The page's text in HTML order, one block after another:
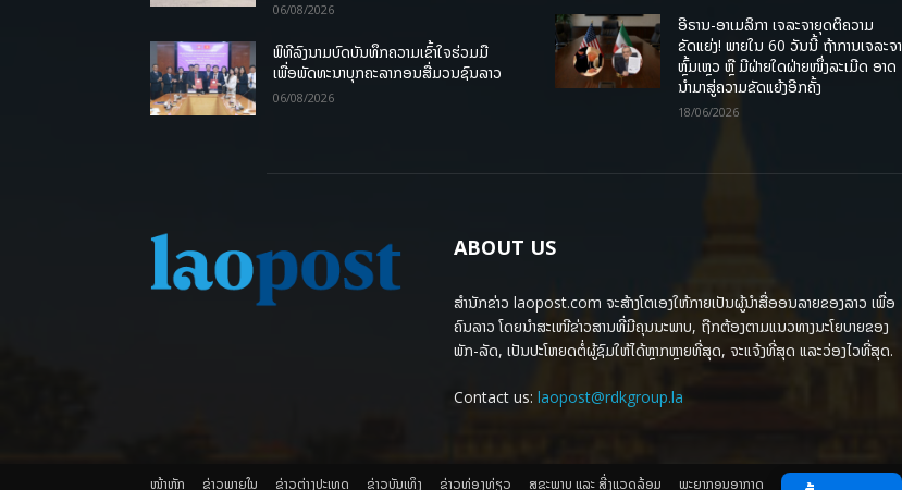
06/08/2026
ພິທີລົງນາມບົດບັນທຶກຄວາມເຂົ້າໃຈຮ່ວມມື
ເພື່ອພັດທະນາບຸກຄະລາກອນສື່ມວນຊົນລາວ
06/08/2026
ອີຣານ-ອາເມລິກາ ເຈລະຈາຍຸດຕິຄວາມ
ຂັດແຍ່ງ! ພາຍໃນ 60 ວັນນີ້ ຖ້າການເຈລະຈາ
ຫຼົ້ມເຫຼວ ຫຼື ມີຝ່າຍໃດຝ່າຍໜຶ່ງລະເມີດ ອາດ
ນໍາມາສູ່ຄວາມຂັດແຍ້ງອີກຄັ້ງ
18/06/2026
ABOUT US
ສຳນັກຂ່າວ laopost.com ຈະສ້າງໂຕເອງໃຫ້ກາຍເປັນຜູ້ນຳສື່ອອນລາຍຂອງລາວ ເພື່ອ
ຄົນລາວ ໂດຍນຳສະເໜີຂ່າວສານທີ່ມີຄຸນນະພາບ, ຖືກຕ້ອງຕາມແນວທາງນະໂຍບາຍຂອງ
ພັກ-ລັດ, ເປັນປະໂຫຍດຕໍ່ຜູ້ຊົມໃຫ້ໄດ້ຫຼາກຫຼາຍທີ່ສຸດ, ຈະແຈ້ງທີ່ສຸດ ແລະວ່ອງໄວທີ່ສຸດ.
Contact us: laopost@rdkgroup.la
ໜ້າຫຼັກ ຂ່າວພາຍ​ໃນ ຂ່າວຕ່າງປະເທດ ​ຂ່າວບັນເທິງ ​ຂ່າວທ່ອງທ່ຽວ ສຸຂະພາບ ແລະ ສີ່ງແວດລ້ອມ ພະຍາກອນອາກາດ